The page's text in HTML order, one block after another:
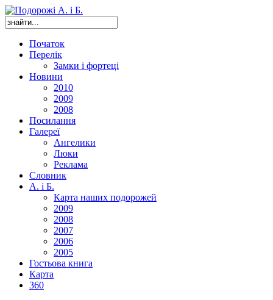
Початок
Перелік
Замки і фортеці
Новини
2010
2009
2008
Посилання
Галереї
Ангелики
Люки
Реклама
Словник
А. і Б.
Карта наших подорожей
2009
2008
2007
2006
2005
Гостьова книга
Карта
360